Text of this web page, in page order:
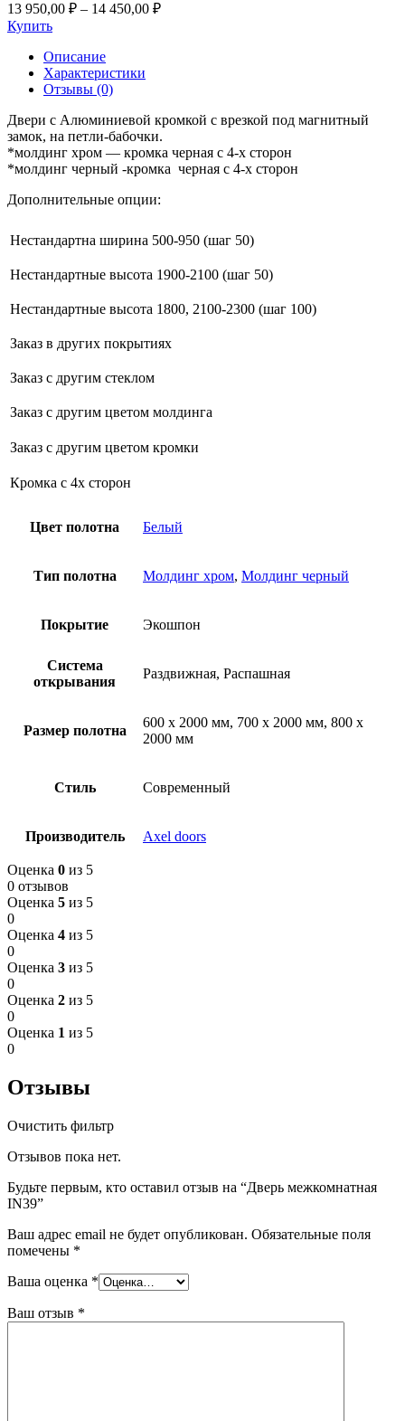
13 950,00 ₽ – 14 450,00 ₽
Купить
Описание
Характеристики
Отзывы (0)
Двери с Алюминиевой кромкой с врезкой под магнитный
замок, на петли-бабочки.
*молдинг хром — кромка черная с 4-х сторон
*молдинг черный -кромка черная с 4-х сторон
Дополнительные опции:
Нестандартна ширина 500-950 (шаг 50)
Нестандартные высота 1900-2100 (шаг 50)
Нестандартные высота 1800, 2100-2300 (шаг 100)
Заказ в других покрытиях
Заказ с другим стеклом
Заказ с другим цветом молдинга
Заказ с другим цветом кромки
Кромка с 4х сторон
Цвет полотна Белый
Тип полотна Молдинг хром, Молдинг черный
Покрытие Экошпон
Система
открывания
Раздвижная, Распашная
Размер полотна
600 х 2000 мм, 700 х 2000 мм, 800 х
2000 мм
Стиль Современный
Производитель Axel doors
Оценка 0 из 5
0 отзывов
Оценка 5 из 5
0
Оценка 4 из 5
0
Оценка 3 из 5
0
Оценка 2 из 5
0
Оценка 1 из 5
0
Отзывы
Очистить фильтр
Отзывов пока нет.
Будьте первым, кто оставил отзыв на “Дверь межкомнатная
IN39”
Ваш адрес email не будет опубликован. Обязательные поля
помечены *
Ваша оценка *
Ваш отзыв *